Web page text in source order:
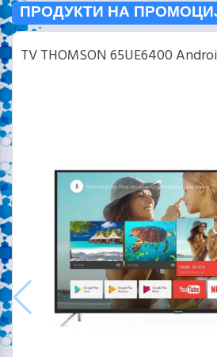
ПРОДУКТИ НА
TV THOMSON 65UE6400